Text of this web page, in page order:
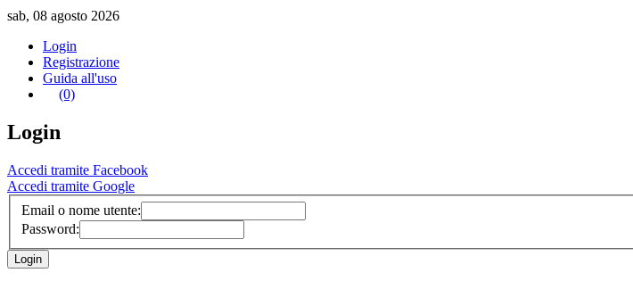
sab, 08 agosto 2026
Login
Registrazione
Guida all'uso
(0)
Login
Accedi tramite Facebook
Accedi tramite Google
Email o nome utente:
Password: